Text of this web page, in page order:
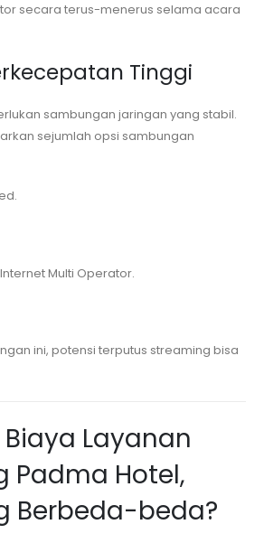
secara terus-menerus selama acara
Tinggi
sambungan jaringan yang stabil.
sejumlah opsi sambungan
Multi Operator.
ini, potensi terputus streaming bisa
Layanan
Padma Hotel,
Berbeda-beda?